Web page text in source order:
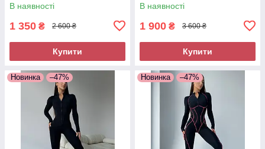
В наявності
1 350 ₴ 2 600 ₴
Купити
В наявності
1 900 ₴ 3 600 ₴
Купити
Новинка –47% Новинка –47%